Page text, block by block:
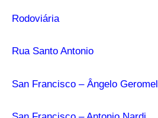
Rodoviária
Rua Santo Antonio
San Francisco – Ângelo Geromel